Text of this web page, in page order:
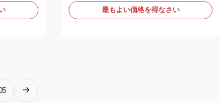
glass door refrigerated display cabinets: the
glass door freezer and the glass door chiller.
最もよい価格を得なさい